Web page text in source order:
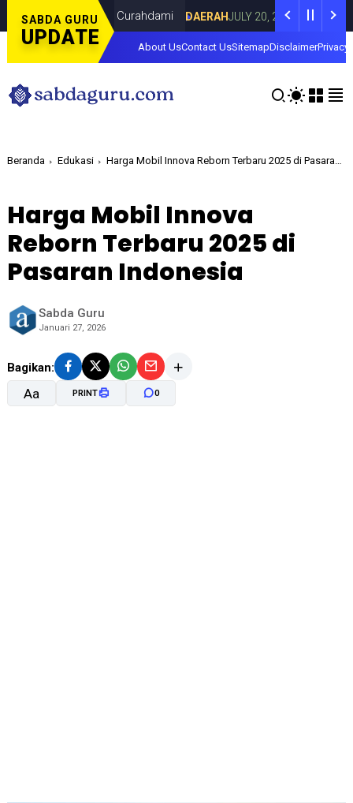
SABDA GURU
UPDATE
Lorenza di Curahdami DAERAH JULY 20, 2026 Fokus pada
About UsContact UsSitemapDisclaimerPrivacy
Beranda Edukasi Harga Mobil Innova Reborn Terbaru 2025 di Pasaran Indonesia
Harga Mobil Innova
Reborn Terbaru 2025 di
Pasaran Indonesia
Sabda Guru
Januari 27, 2026
Bagikan:
Aa PRINT 0